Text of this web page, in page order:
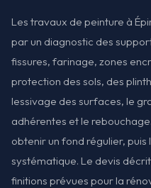
Les travaux de peinture à
par un diagnostic des
fissures, farinage, zones
protection des sols, des
lessivage des surfaces, le
adhérentes et le
obtenir un fond régulier,
systématique. Le devis
finitions prévues pour la